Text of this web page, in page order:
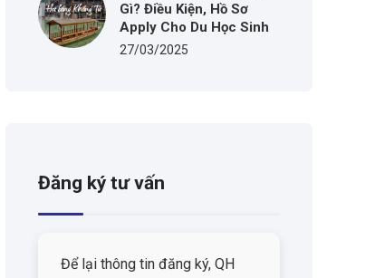
Gì? Điều Kiện, Hồ Sơ
Apply Cho Du Học Sinh
27/03/2025
Đăng ký tư vấn
Để lại thông tin đăng ký, QH